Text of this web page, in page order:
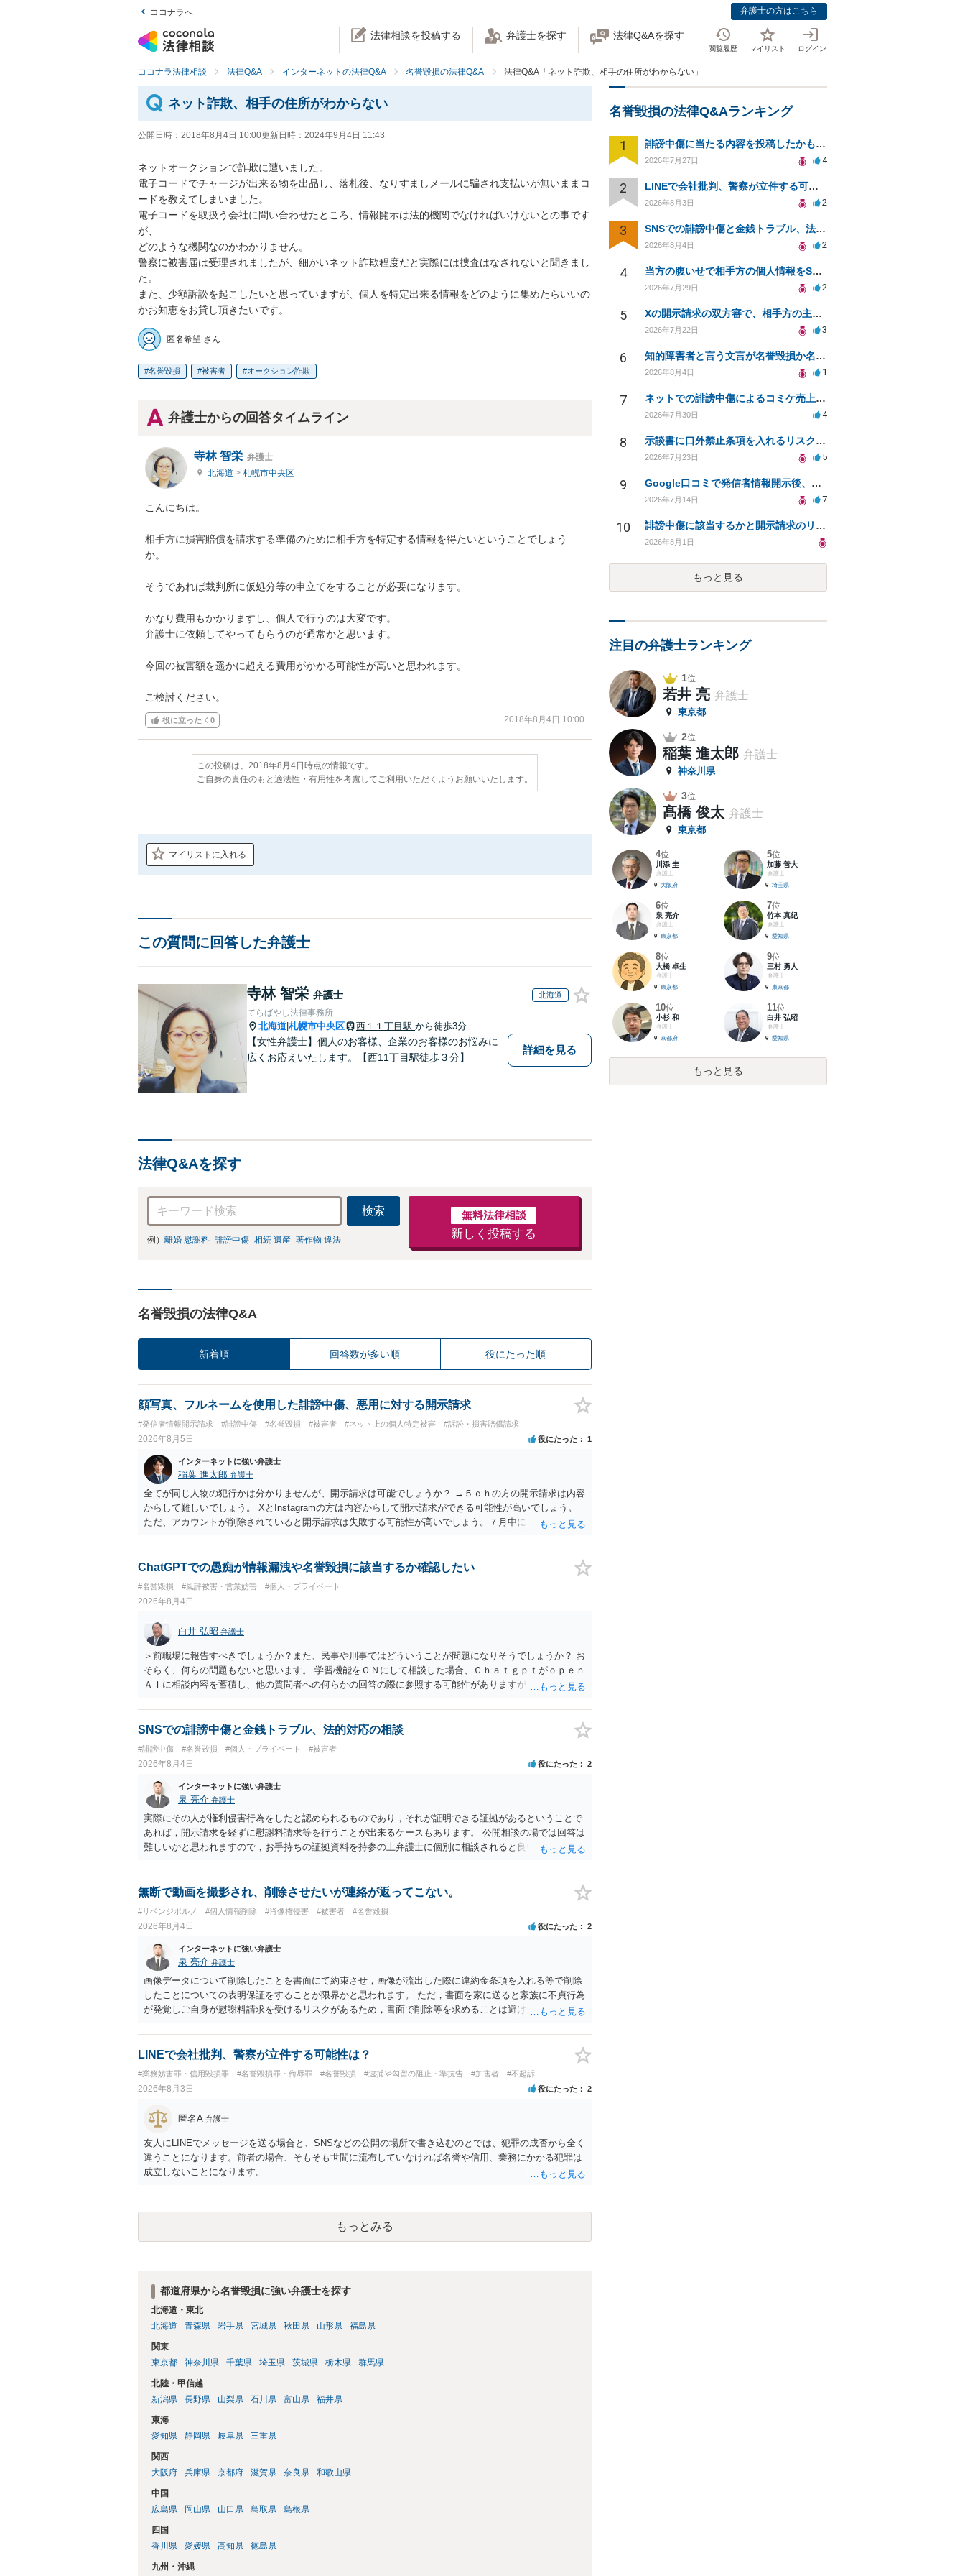
ココナラへ 弁護士の方はこちら
法律相談を投稿する 弁護士を探す 法律Q&Aを探す
閲覧履歴 マイリスト ログイン
ココナラ法律相談 法律Q&A インターネットの法律Q&A 名誉毀損の法律Q&A 法律Q&A「ネット詐欺、相手の住所がわからない」
ネット詐欺、相手の住所がわからない
公開日時： 2018年8月4日 10:00更新日時： 2024年9月4日 11:43
ネットオークションで詐欺に遭いました。
電子コードでチャージが出来る物を出品し、落札後、なりすましメールに騙され支払いが無いままコ
ードを教えてしまいました。
電子コードを取扱う会社に問い合わせたところ、情報開示は法的機関でなければいけないとの事です
が、
どのような機関なのかわかりません。
警察に被害届は受理されましたが、細かいネット詐欺程度だと実際には捜査はなされないと聞きまし
た。
また、少額訴訟を起こしたいと思っていますが、個人を特定出来る情報をどのように集めたらいいの
かお知恵をお貸し頂きたいです。
匿名希望 さん
名誉毀損 被害者 オークション詐欺
弁護士からの回答タイムライン
寺林 智栄 弁護士
北海道 > 札幌市中央区
こんにちは。
相手方に損害賠償を請求する準備のために相手方を特定する情報を得たいということでしょう
か。
そうであれば裁判所に仮処分等の申立てをすることが必要になります。
かなり費用もかかりますし、個人で行うのは大変です。
弁護士に依頼してやってもらうのが通常かと思います。
今回の被害額を遥かに超える費用がかかる可能性が高いと思われます。
ご検討ください。
役に立った 0 2018年8月4日 10:00
この投稿は、2018年8月4日時点の情報です。
ご自身の責任のもと適法性・有用性を考慮してご利用いただくようお願いいたします。
マイリストに入れる
この質問に回答した弁護士
寺林 智栄 弁護士 北海道
てらばやし法律事務所
北海道 札幌市中央区 西１１丁目駅 から徒歩3分
【女性弁護士】個人のお客様、企業のお客様のお悩みに
広くお応えいたします。【西11丁目駅徒歩３分】
詳細を見る
法律Q&Aを探す
検索
例） 離婚 慰謝料 誹謗中傷 相続 遺産 著作物 違法
無料法律相談
新しく投稿する
名誉毀損の法律Q&A
新着順 回答数が多い順 役にたった順
顔写真、フルネームを使用した誹謗中傷、悪用に対する開示請求
#発信者情報開示請求 #誹謗中傷 #名誉毀損 #被害者 #ネット上の個人特定被害 #訴訟・損害賠償請求
2026年8月5日 役にたった 1
インターネットに強い弁護士
稲葉 進太郎 弁護士
全てが同じ人物の犯行かは分かりませんが、開示請求は可能でしょうか？ →５ｃｈの方の開示請求は内容
からして難しいでしょう。 XとInstagramの方は内容からして開示請求ができる可能性が高いでしょう。
ただ、アカウントが削除されていると開示請求は失敗する可能性が高いでしょう。７月中にアカウントが
相手に全ての弁護士費用を負担させることは可能でしょうか？ →訴訟外の交渉で相手方が認めれば負担さ
せることができるでしょう。訴訟で判決となった場合は、実際の弁護士費用が認められる場合と認められ
ChatGPTでの愚痴が情報漏洩や名誉毀損に該当するか確認したい
#名誉毀損 #風評被害・営業妨害 #個人・プライベート
2026年8月4日
白井 弘昭 弁護士
＞前職場に報告すべきでしょうか？また、民事や刑事ではどういうことが問題になりそうでしょうか？ お
そらく、何らの問題もないと思います。 学習機能をＯＮにして相談した場合、Ｃｈａｔｇｐｔがｏｐｅｎ
ＡＩに相談内容を蓄積し、他の質問者への何らかの回答の際に参照する可能性がありますが、個人名や会
ので、その情報自体が、秘密情報に当たるとは思えませんし、名誉棄損として、個人や会社に対する誹謗
中傷の不特定多数への公開に当たるとも思われません。 もちろん、誰がその内容をｃｈａｔｇｐｔに入力
して書き込んだとしても）、相談者さんが刑事民事の責任に問われることはないでしょう。 私見ながらご
参考まで。
SNSでの誹謗中傷と金銭トラブル、法的対応の相談
#誹謗中傷 #名誉毀損 #個人・プライベート #被害者
2026年8月4日 役にたった 2
インターネットに強い弁護士
泉 亮介 弁護士
実際にその人が権利侵害行為をしたと認められるものであり，それが証明できる証拠があるということで
あれば，開示請求を経ずに慰謝料請求等を行うことが出来るケースもあります。 公開相談の場では回答は
難しいかと思われますので，お手持ちの証拠資料を持参の上弁護士に個別に相談されると良いでしょう。
無断で動画を撮影され、削除させたいが連絡が返ってこない。
#リベンジポルノ #個人情報削除 #肖像権侵害 #被害者 #名誉毀損
2026年8月4日 役にたった 2
インターネットに強い弁護士
泉 亮介 弁護士
画像データについて削除したことを書面にて約束させ，画像が流出した際に違約金条項を入れる等で削除
したことについての表明保証をすることが限界かと思われます。 ただ，書面を家に送ると家族に不貞行為
が発覚しご自身が慰謝料請求を受けるリスクがあるため，書面で削除等を求めることは避けたほうが良い
LINEで会社批判、警察が立件する可能性は？
#業務妨害罪・信用毀損罪 #名誉毀損罪・侮辱罪 #名誉毀損 #逮捕や勾留の阻止・準抗告 #加害者 #不起訴
2026年8月3日 役にたった 2
匿名A 弁護士
友人にLINEでメッセージを送る場合と、SNSなどの公開の場所で書き込むのとでは、犯罪の成否から全く
違うことになります。前者の場合、そもそも世間に流布していなければ名誉や信用、業務にかかる犯罪は
成立しないことになります。
もっとみる
都道府県から名誉毀損に強い弁護士を探す
北海道・東北
北海道
青森県 岩手県 宮城県 秋田県 山形県 福島県
関東
東京都
神奈川県 千葉県 埼玉県 茨城県 栃木県 群馬県
北陸・甲信越
新潟県
長野県 山梨県 石川県 富山県 福井県
東海
愛知県
静岡県 岐阜県 三重県
関西
大阪府
兵庫県 京都府 滋賀県 奈良県 和歌山県
中国
広島県
岡山県 山口県 鳥取県 島根県
四国
香川県
愛媛県 高知県 徳島県
九州・沖縄
名誉毀損の法律Q&Aランキング
1 誹謗中傷に当たる内容を投稿したかもしれない。開示請求や民事刑事裁判に発展しうるのか教えて欲しい。
2026年7月27日 4
2 LINEで会社批判、警察が立件する可能性は？
2026年8月3日 2
3 SNSでの誹謗中傷と金銭トラブル、法的対応の相談
2026年8月4日 2
4 当方の腹いせで相手方の個人情報をSNSで晒してしまい名誉毀損させてしまったかもしれない
2026年7月29日 2
5 Xの開示請求の双方審で、相手方の主張が口頭ばかりで把握しきれません
2026年7月22日 3
6 知的障害者と言う文言が名誉毀損か名誉感情の侵害になるか教えてほしい。
2026年8月4日 1
7 ネットでの誹謗中傷によるコミケ売上減少、損害賠償は可能か？
2026年7月30日 4
8 示談書に口外禁止条項を入れるリスクはありますか？
2026年7月23日 5
9 Google口コミで発信者情報開示後、損害賠償請求を受けています。示談について相談です。
2026年7月14日 7
10 誹謗中傷に該当するかと開示請求のリスクを知りたい
2026年8月1日
もっと見る
注目の弁護士ランキング
1位
若井 亮 弁護士
東京都
2位
稲葉 進太郎 弁護士
神奈川県
3位
髙橋 俊太 弁護士
東京都
4位
川添 圭
弁護士
大阪府
5位
加藤 善大
弁護士
埼玉県
6位
泉 亮介
弁護士
東京都
7位
竹本 真紀
弁護士
愛知県
8位
大橋 卓生
弁護士
東京都
9位
三村 勇人
弁護士
東京都
10位
小杉 和
弁護士
京都府
11位
白井 弘昭
弁護士
愛知県
もっと見る